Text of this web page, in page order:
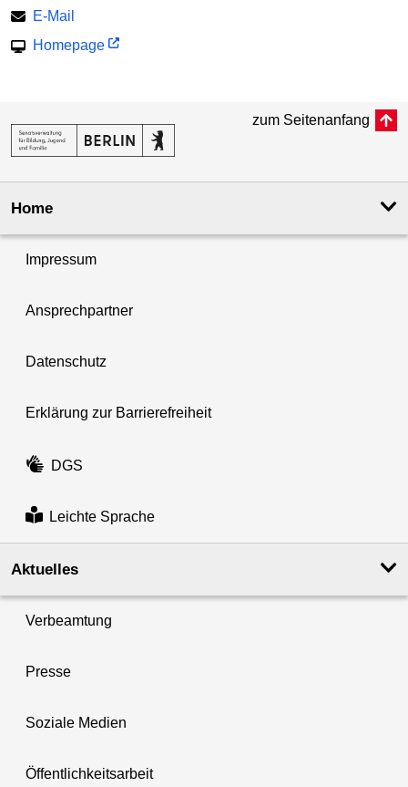
E-Mail
Homepage
zum Seitenanfang
Home
Impressum
Ansprechpartner
Datenschutz
Erklärung zur Barrierefreiheit
DGS
Leichte Sprache
Aktuelles
Verbeamtung
Presse
Soziale Medien
Öffentlichkeitsarbeit